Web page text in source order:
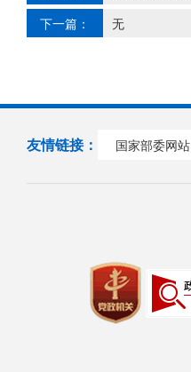
下一篇：
无
友情链接： 国家部委网站